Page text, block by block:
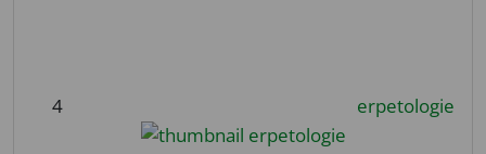
4 erpetologie